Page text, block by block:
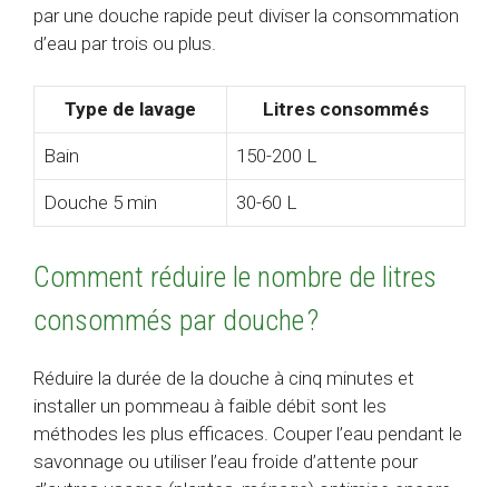
par une douche rapide peut diviser la consommation
d’eau par trois ou plus.
Type de lavage Litres consommés
Bain 150-200 L
Douche 5 min 30-60 L
Comment réduire le nombre de litres
consommés par douche ?
Réduire la durée de la douche à cinq minutes et
installer un pommeau à faible débit sont les
méthodes les plus efficaces. Couper l’eau pendant le
savonnage ou utiliser l’eau froide d’attente pour